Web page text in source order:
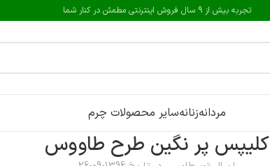
تجربه بیش از 9 سال فروش اینترنتی مطمئن در کنار شما
مردانهزنانهسایر محصولات چرم
کلیپس پر نگین طرح طاووس